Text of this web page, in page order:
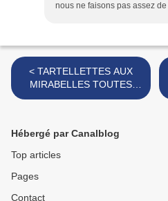
nous ne faisons pas assez
< TARTELLETTES AUX
MIRABELLES TOUTES
SIMPLES MAIS UN PEU
Hébergé par Canalblog
Top articles
Pages
Contact